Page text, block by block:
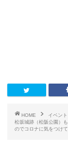
HOME イベント
松坂城跡（松阪公園）
のでコロナに気をつけ